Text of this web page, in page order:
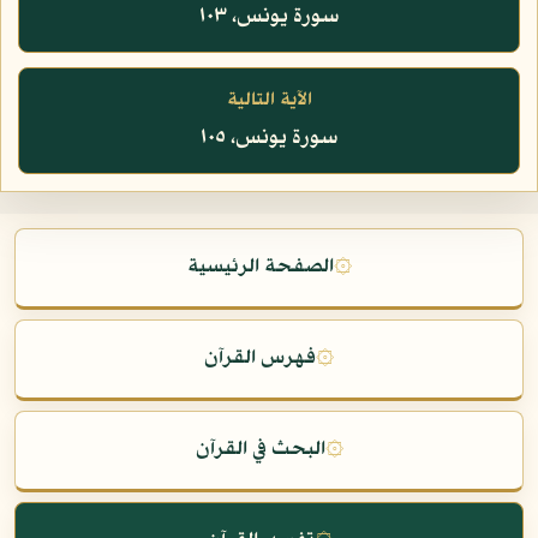
سورة يونس، ١٠٣
الآية التالية
سورة يونس، ١٠٥
۞الصفحة الرئيسية
۞فهرس القرآن
۞البحث في القرآن